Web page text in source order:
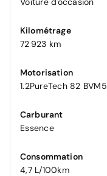
Kilométrage
72 923 km
Motorisation
1.2PureTech 82 BVM5
Carburant
Essence
Consommation
4,7 L/100km